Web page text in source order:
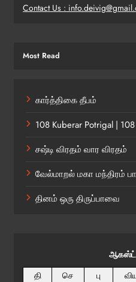
Contact Us :
Most Read
கார்த்திகை தீபம்
108 Kuberar Potrigal |
சஷ்டி விரதம் வார விரதம்
வேல்மாறல் மகா மந்திரம்
தினம் ஒரு திருப்பாவை
ஆகஸ்ட்
தி
செ பு